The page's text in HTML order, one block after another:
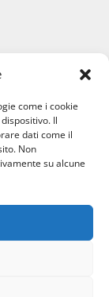
come i cookie
Il
dati come il
Non
su alcune